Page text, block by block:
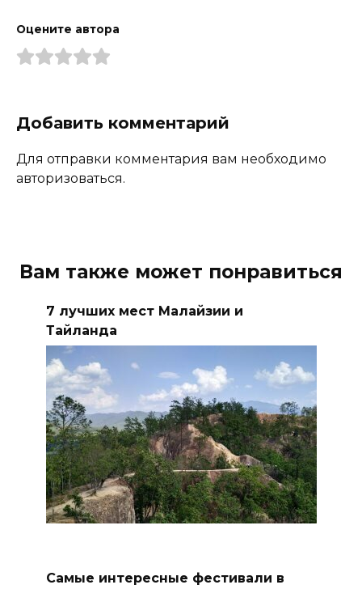
Оцените автора
Добавить комментарий
Для отправки комментария вам необходимо
авторизоваться.
Вам также может понравиться
7 лучших мест Малайзии и
Тайланда
Самые интересные фестивали в